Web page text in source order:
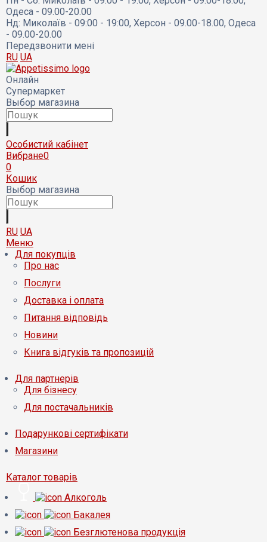
Одеса - 09.00-20.00
Нд: Миколаїв - 09:00 - 19:00, Херсон - 09.00-18.00, Одеса
- 09.00-20.00
Передзвонити мені
RU UA
Онлайн
Супермаркет
Выбор магазина
Особистий кабінет
Вибране0
0
Кошик
Выбор магазина
RU UA
Меню
Для покупців
Про нас
Послуги
Доставка і оплата
Питання відповідь
Новини
Книга відгуків та пропозицій
Для партнерів
Для бізнесу
Для постачальників
Подарункові сертифікати
Магазини
Каталог товарів
Алкоголь
Бакалея
Безглютенова продукція